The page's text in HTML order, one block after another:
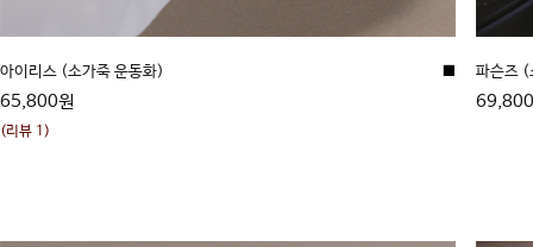
아이리스 (소가죽 운동화)
65,800원
■
(리뷰 1)
파슨즈